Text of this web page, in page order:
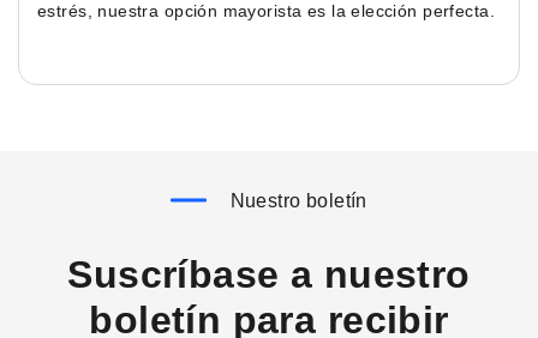
estrés, nuestra opción mayorista es la elección perfecta.
Nuestro boletín
Suscríbase a nuestro
boletín para recibir